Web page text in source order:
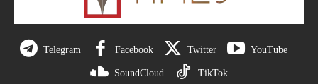
Telegram Facebook Twitter YouTube
SoundCloud TikTok